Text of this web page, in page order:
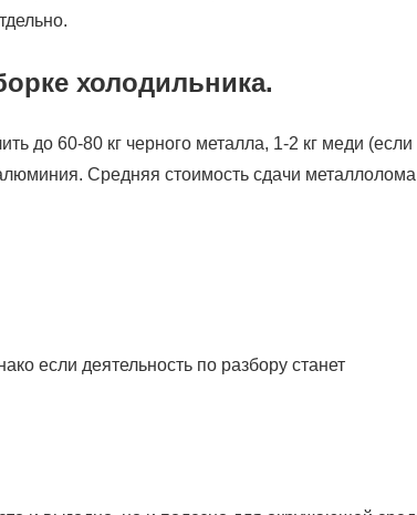
холодильника.
до 60-80 кг черного металла, 1-2 кг меди (если
Средняя стоимость сдачи
если деятельность по разбору станет